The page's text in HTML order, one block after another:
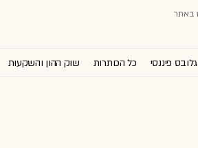
גלובס פיננסי כל הכותרות שוק ההון והשקעות